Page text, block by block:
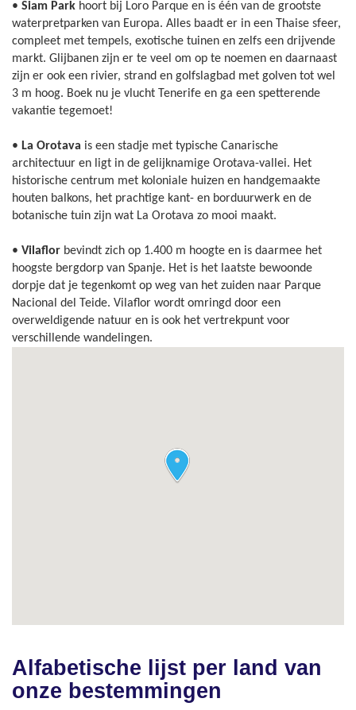
• Siam Park hoort bij Loro Parque en is één van de grootste
waterpretparken van Europa. Alles baadt er in een Thaise sfeer,
compleet met tempels, exotische tuinen en zelfs een drijvende
markt. Glijbanen zijn er te veel om op te noemen en daarnaast
zijn er ook een rivier, strand en golfslagbad met golven tot wel
3 m hoog. Boek nu je vlucht Tenerife en ga een spetterende
vakantie tegemoet!
• La Orotava is een stadje met typische Canarische
architectuur en ligt in de gelijknamige Orotava-vallei. Het
historische centrum met koloniale huizen en handgemaakte
houten balkons, het prachtige kant- en borduurwerk en de
botanische tuin zijn wat La Orotava zo mooi maakt.
• Vilaflor bevindt zich op 1.400 m hoogte en is daarmee het
hoogste bergdorp van Spanje. Het is het laatste bewoonde
dorpje dat je tegenkomt op weg van het zuiden naar Parque
Nacional del Teide. Vilaflor wordt omringd door een
overweldigende natuur en is ook het vertrekpunt voor
verschillende wandelingen.
Alfabetische lijst per land van
onze bestemmingen